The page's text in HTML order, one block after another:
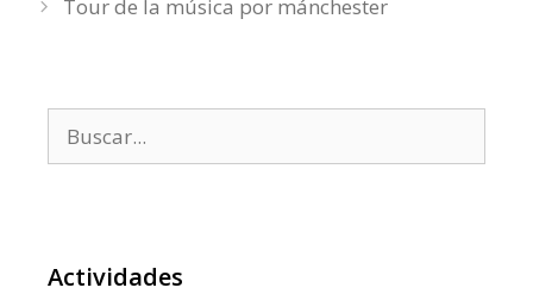
Tour de la música por mánchester
Actividades